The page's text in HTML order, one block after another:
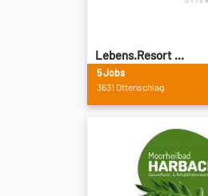
Lebens.Resort ...
5 Jobs
3631 Ottenschlag